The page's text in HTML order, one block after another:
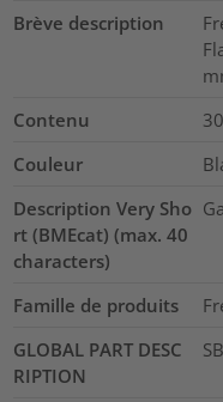
Brève description
Contenu
30
Couleur
Description Very Sho
rt (BMEcat) (max. 40
characters)
Famille de produits
GLOBAL PART DESC
RIPTION